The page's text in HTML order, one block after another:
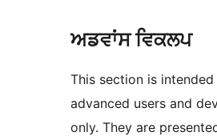
ਅਡਵਾਂਸ ਵਿਕਲਪ
This section is
advanced users and
only. They are